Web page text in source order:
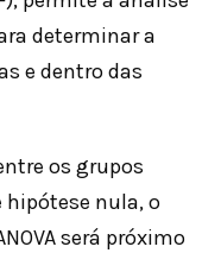
determinar a
e dentro das
os grupos
hipótese nula, o
será próximo